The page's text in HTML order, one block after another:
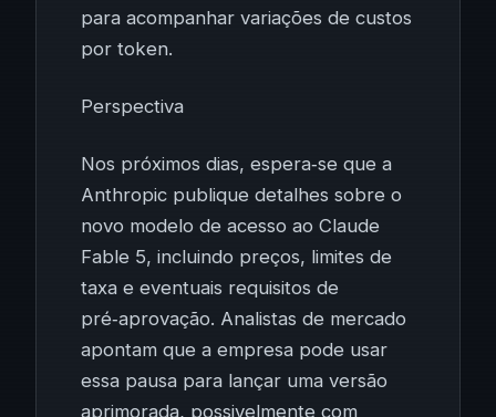
para acompanhar variações de custos
por token.
Perspectiva
Nos próximos dias, espera‑se que a
Anthropic publique detalhes sobre o
novo modelo de acesso ao Claude
Fable 5, incluindo preços, limites de
taxa e eventuais requisitos de
pré‑aprovação. Analistas de mercado
apontam que a empresa pode usar
essa pausa para lançar uma versão
aprimorada, possivelmente com